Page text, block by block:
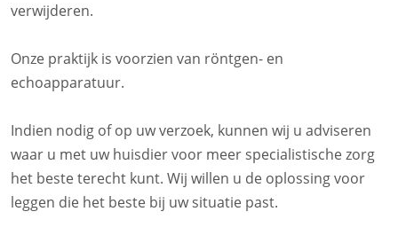
verwijderen.
Onze praktijk is voorzien van röntgen- en
echoapparatuur.
Indien nodig of op uw verzoek, kunnen wij u adviseren
waar u met uw huisdier voor meer specialistische zorg
het beste terecht kunt. Wij willen u de oplossing voor
leggen die het beste bij uw situatie past.